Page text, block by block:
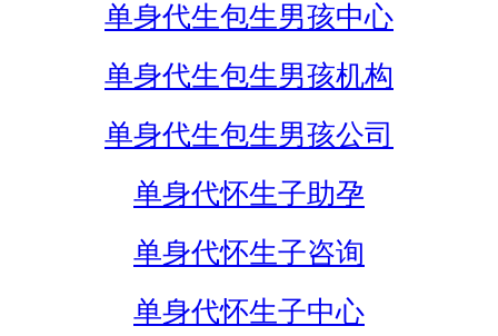
单身代生包生男孩中心
单身代生包生男孩机构
单身代生包生男孩公司
单身代怀生子助孕
单身代怀生子咨询
单身代怀生子中心